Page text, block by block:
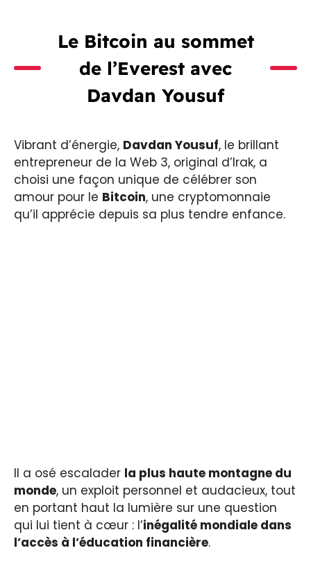
Le Bitcoin au sommet
de l’Everest avec
Davdan Yousuf
Vibrant d’énergie, Davdan Yousuf, le brillant
entrepreneur de la Web 3, original d’Irak, a
choisi une façon unique de célébrer son
amour pour le Bitcoin, une cryptomonnaie
qu’il apprécie depuis sa plus tendre enfance.
Il a osé escalader la plus haute montagne du
monde, un exploit personnel et audacieux, tout
en portant haut la lumière sur une question
qui lui tient à cœur : l’inégalité mondiale dans
l’accès à l’éducation financière.